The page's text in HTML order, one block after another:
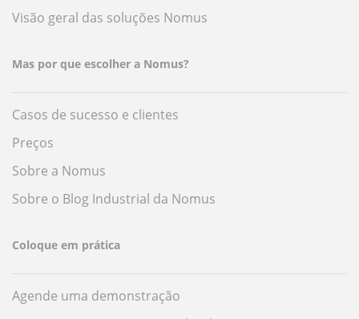
Visão geral das soluções Nomus
Mas por que escolher a Nomus?
Casos de sucesso e clientes
Preços
Sobre a Nomus
Sobre o Blog Industrial da Nomus
Coloque em prática
Agende uma demonstração